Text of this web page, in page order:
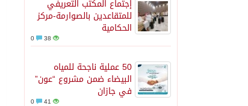
إجتماع المكتب التعريفي
للمتقاعدين بالصوارمة-مركز
الحكامية
38
50 عملية ناجحة للمياه
البيضاء ضمن مشروع “عون”
في جازان
41